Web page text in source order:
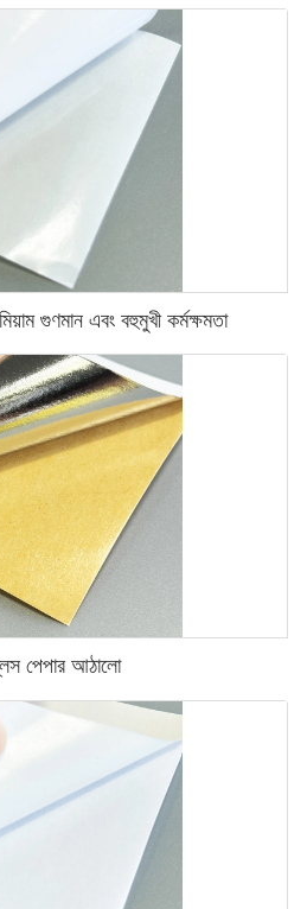
গুণমান এবং বহুমুখী কর্মক্ষমতা
পেপার আঠালো